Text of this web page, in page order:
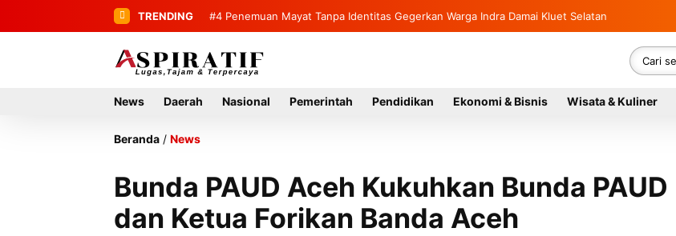
TRENDING #4 Penemuan Mayat Tanpa Identitas Gegerkan Warga Indra Damai Kluet Selatan
#5 Bupati Mirwan Tinjau Langsung Rumah Warga di Kluet Utara, Instruksikan Masuk Program
News Daerah Nasional Pemerintah Pendidikan Ekonomi & Bisnis Wisata & Kuliner
Beranda / News
Bunda PAUD Aceh Kukuhkan Bunda PAUD
dan Ketua Forikan Banda Aceh